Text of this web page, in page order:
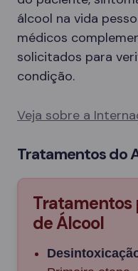
álcool na vida
médicos
solicitados para
condição.
Veja sobre a
Tratamentos do
Tratamentos
de Álcool